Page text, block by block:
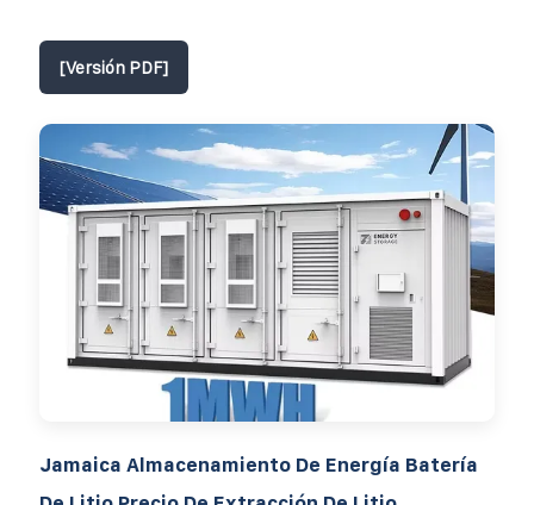
[Versión PDF]
Jamaica Almacenamiento De Energía Batería